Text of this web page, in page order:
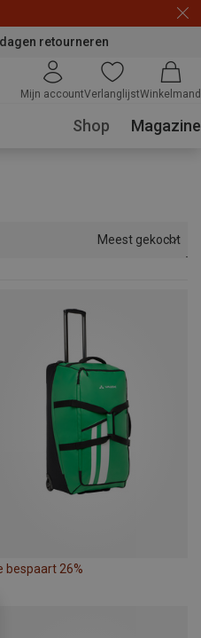
retourneren
Mijn accountVerlanglijstWinkelmand
Shop Magazine
Meest gekocht
bespaart 26%